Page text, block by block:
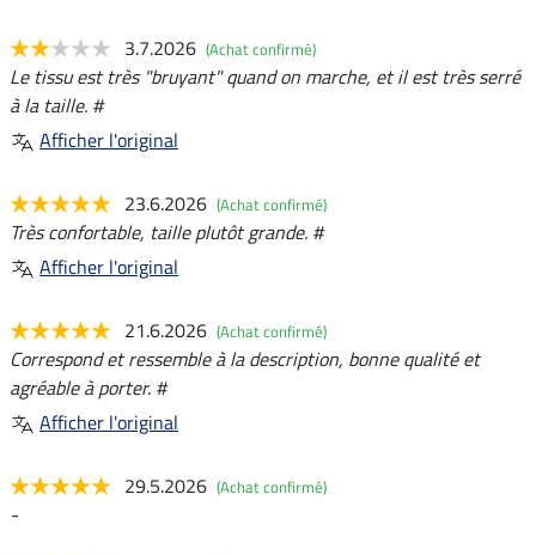
3.7.2026 (Achat confirmé)
Le tissu est très "bruyant" quand on marche, et il est très serré
à la taille. #
Afficher l'original
23.6.2026 (Achat confirmé)
Très confortable, taille plutôt grande. #
Afficher l'original
21.6.2026 (Achat confirmé)
Correspond et ressemble à la description, bonne qualité et
agréable à porter. #
Afficher l'original
29.5.2026 (Achat confirmé)
-